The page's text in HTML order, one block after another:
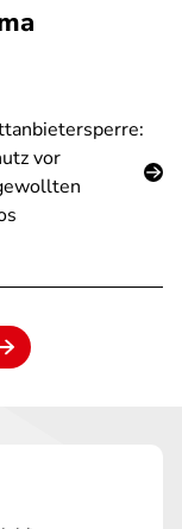
vor